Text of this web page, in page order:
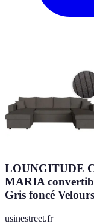
LOUNGITUDE
MARIA
Gris foncé
usinestreet.fr